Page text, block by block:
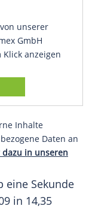
unserer
GmbH
anzeigen
Inhalte
Daten an
dazu in unseren
eine Sekunde
in 14,35